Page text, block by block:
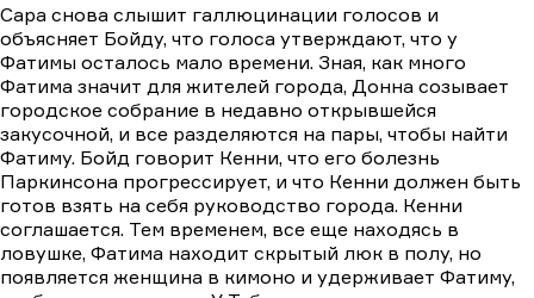
Сара снова слышит галлюцинации голосов и
объясняет Бойду, что голоса утверждают, что у
Фатимы осталось мало времени. Зная, как много
Фатима значит для жителей города, Донна созывает
городское собрание в недавно открывшейся
закусочной, и все разделяются на пары, чтобы найти
Фатиму. Бойд говорит Кенни, что его болезнь
Паркинсона прогрессирует, и что Кенни должен быть
готов взять на себя руководство города. Кенни
соглашается. Тем временем, все еще находясь в
ловушке, Фатима находит скрытый люк в полу, но
появляется женщина в кимоно и удерживает Фатиму,